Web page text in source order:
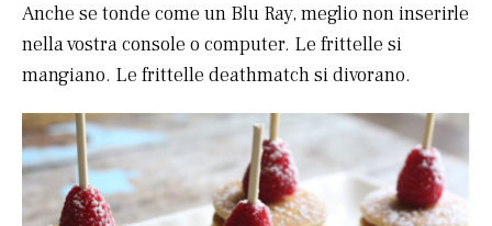
Anche se tonde come un Blu Ray, meglio non inserirle
nella vostra console o computer. Le frittelle si
mangiano. Le frittelle deathmatch si divorano.